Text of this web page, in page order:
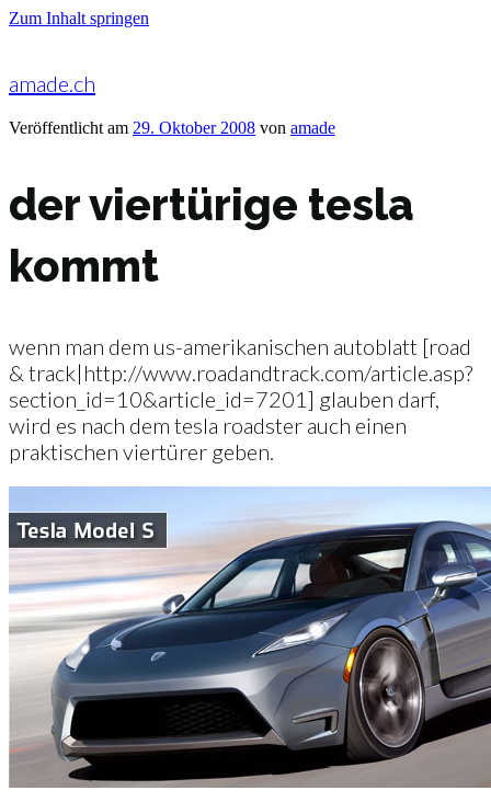
Zum Inhalt springen
amade.ch
Veröffentlicht am 29. Oktober 2008 von amade
der viertürige tesla
kommt
wenn man dem us-amerikanischen autoblatt [road
& track|http://www.roadandtrack.com/article.asp?
section_id=10&article_id=7201] glauben darf,
wird es nach dem tesla roadster auch einen
praktischen viertürer geben.